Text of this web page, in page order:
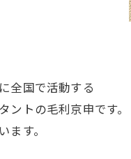
全国で活動する
ントの毛利京申です。
ます。